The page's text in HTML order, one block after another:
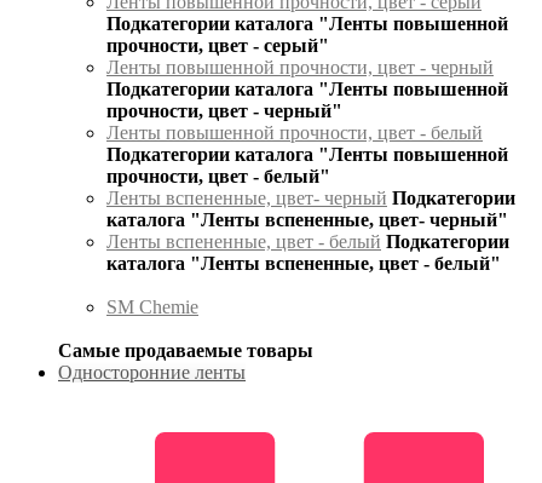
Подкатегории каталога "Ленты повышенной
прочности, цвет - серый"
Ленты повышенной прочности, цвет - черный
Подкатегории каталога "Ленты повышенной
прочности, цвет - черный"
Ленты повышенной прочности, цвет - белый
Подкатегории каталога "Ленты повышенной
прочности, цвет - белый"
Ленты вспененные, цвет- черный Подкатегории
каталога "Ленты вспененные, цвет- черный"
Ленты вспененные, цвет - белый Подкатегории
каталога "Ленты вспененные, цвет - белый"
SM Chemie
Самые продаваемые товары
Односторонние ленты